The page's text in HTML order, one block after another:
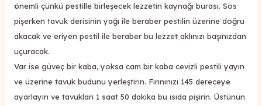
önemli çünkü pestille birleşecek lezzetin kaynağı burası. Sos
pişerken tavuk derisinin yağı ile beraber pestilin üzerine doğru
akacak ve eriyen pestil ile beraber bu lezzet aklınızı başınızdan
uçuracak.
Var ise güveç bir kaba, yoksa cam bir kaba cevizli pestili yayın
ve üzerine tavuk budunu yerleştirin. Fırınınızı 145 dereceye
ayarlayın ve tavukları 1 saat 50 dakika bu ısıda pişirin. Üstünün